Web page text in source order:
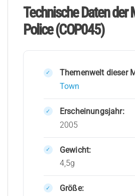
Technische Daten der
Police (COP045)
Themenwelt dieser
Town
Erscheinungsjahr:
2005
Gewicht:
4,5g
Größe: